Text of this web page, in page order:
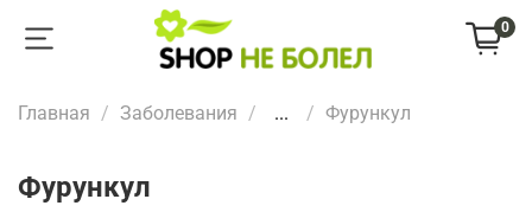
0
Главная Заболевания ... Фурункул
Фурункул